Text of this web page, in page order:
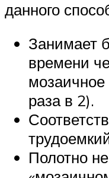
данного
Занимает
времени
раза в 2).
Полотно